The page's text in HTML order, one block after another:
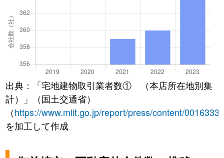
出典：「宅地建物取引業者数① （本店所在地別集
計）」（国土交通省）
（https://www.mlit.go.jp/report/press/content/
を加工して作成